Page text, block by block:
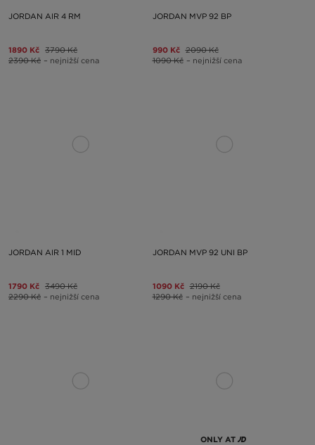
JORDAN AIR 4 RM
1890 Kč 3790 Kč
2390 Kč – nejnižší cena
JORDAN MVP 92 BP
990 Kč 2090 Kč
1090 Kč – nejnižší cena
JORDAN AIR 1 MID
1790 Kč 3490 Kč
2290 Kč – nejnižší cena
JORDAN MVP 92 UNI BP
1090 Kč 2190 Kč
1290 Kč – nejnižší cena
ONLY AT